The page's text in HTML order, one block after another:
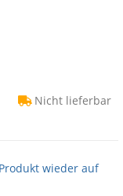
Nicht lieferbar
wieder auf